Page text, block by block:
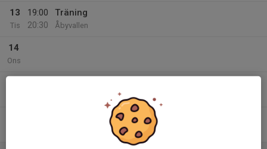
13
Tis
19:00
20:30
Träning
Åbyvallen
14
Ons